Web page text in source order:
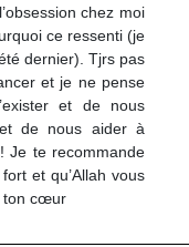
chez moi
ce ressenti (je
dernier). Tjrs pas
et je ne pense
et de nous
de nous aider à
Je te recommande
et qu’Allah vous
ton cœur